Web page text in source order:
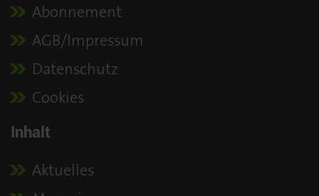
Abonnement
AGB/Impressum
Datenschutz
Cookies
Inhalt
Aktuelles